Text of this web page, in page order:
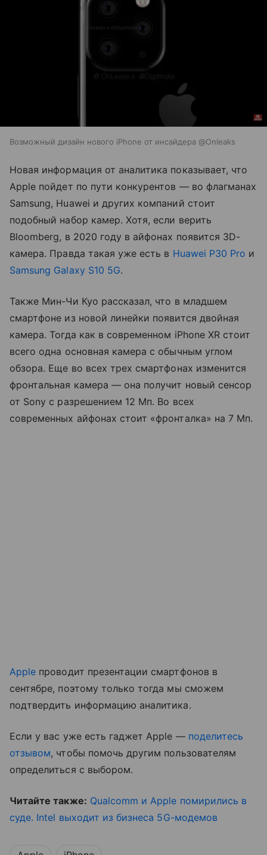
Возможный дизайн нового iPhone от инсайдера @Onleaks
Новая информация от аналитика показывает, что
Apple пойдет по пути конкурентов — во флагманах
Samsung, Huawei и других компаний стоит
подобный набор камер. Хотя, если верить
Bloomberg, в 2020 году в айфонах появится 3D-
камера. Правда такая уже есть в Huawei P30 Pro и
Samsung Galaxy S10 5G.
Также Мин-Чи Куо рассказал, что в младшем
смартфоне из новой линейки появится двойная
камера. Тогда как в современном iPhone XR стоит
всего одна основная камера с обычным углом
обзора. Еще во всех трех смартфонах изменится
фронтальная камера — она получит новый сенсор
от Sony с разрешением 12 Мп. Во всех
современных айфонах стоит «фронталка» на 7 Мп.
Apple проводит презентации смартфонов в
сентябре, поэтому только тогда мы сможем
подтвердить информацию аналитика.
Если у вас уже есть гаджет Apple — поделитесь
отзывом, чтобы помочь другим пользователям
определиться с выбором.
Читайте также: Qualcomm и Apple помирились в
суде. Intel выходит из бизнеса 5G-модемов